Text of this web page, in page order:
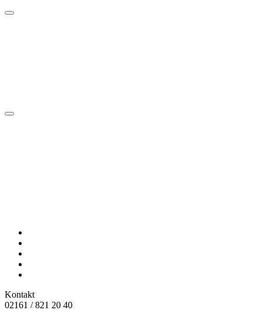
Kontakt
02161 / 821 20 40